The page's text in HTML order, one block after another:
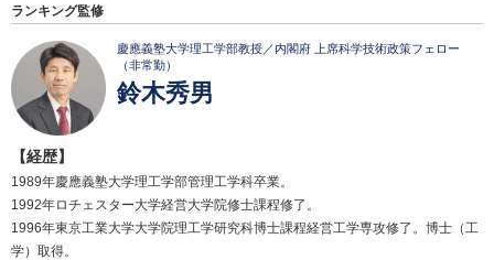
ランキング監修
慶應義塾大学理工学部教授／内閣府 上席科学技術政策フェロー
（非常勤）
鈴木秀男
【経歴】
1989年慶應義塾大学理工学部管理工学科卒業。
1992年ロチェスター大学経営大学院修士課程修了。
1996年東京工業大学大学院理工学研究科博士課程経営工学専攻修了。博士（工
学）取得。